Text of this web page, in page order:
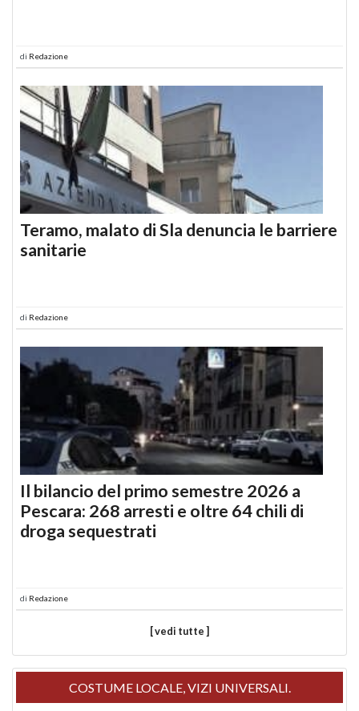
di Redazione
Teramo, malato di Sla denuncia le barriere
sanitarie
di Redazione
Il bilancio del primo semestre 2026 a
Pescara: 268 arresti e oltre 64 chili di
droga sequestrati
di Redazione
[ vedi tutte ]
COSTUME LOCALE, VIZI UNIVERSALI.